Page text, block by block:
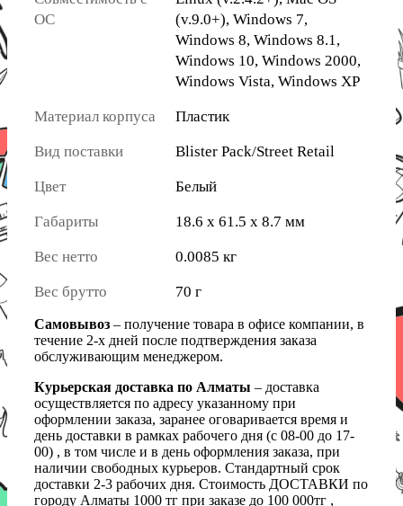
ОС
(v.9.0+), Windows 7,
Windows 8, Windows 8.1,
Windows 10, Windows 2000,
Windows Vista, Windows XP
Материал корпуса Пластик
Вид поставки Blister Pack/Street Retail
Цвет Белый
Габариты 18.6 x 61.5 x 8.7 мм
Вес нетто 0.0085 кг
Вес брутто 70 г
Самовывоз – получение товара в офисе компании, в
течение 2-х дней после подтверждения заказа
обслуживающим менеджером.
Курьерская доставка по Алматы – доставка
осуществляется по адресу указанному при
оформлении заказа, заранее оговаривается время и
день доставки в рамках рабочего дня (с 08-00 до 17-
00) , в том числе и в день оформления заказа, при
наличии свободных курьеров. Стандартный срок
доставки 2-3 рабочих дня. Стоимость ДОСТАВКИ по
городу Алматы 1000 тг при заказе до 100 000тг ,